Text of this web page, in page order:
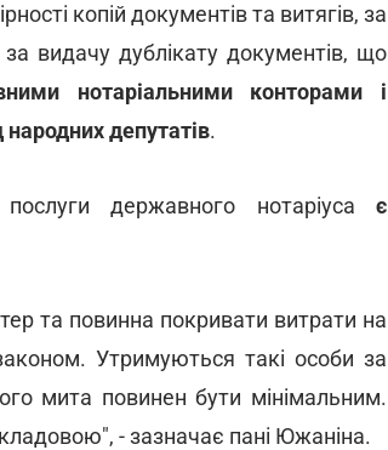
копій документів та витягів, за
видачу дублікату документів, що
нотаріальними конторами і
депутатів.
державного нотаріуса є
та повинна покривати витрати на
Утримуються такі особи за
мита повинен бути мінімальним.
- зазначає пані Южаніна.